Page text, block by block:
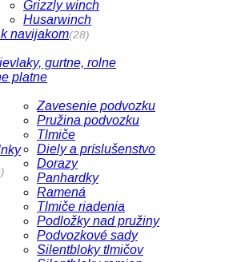
Grizzly winch
Husarwinch
navijakom(28)
gurtne, rolne
platne
Zavesenie podvozku
Pružina podvozku
Tlmiče
Diely a príslušenstvo
Dorazy
Panhardky
Ramená
Tlmiče riadenia
Podložky nad pružiny
Podvozkové sady
Silentbloky tlmičov